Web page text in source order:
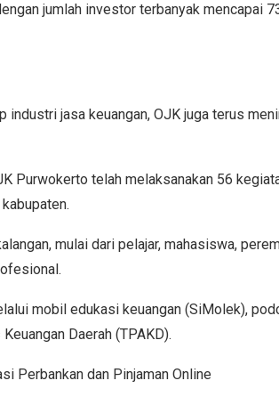
jumlah investor terbanyak mencapai
industri jasa keuangan, OJK juga terus
Purwokerto telah melaksanakan 56
mulai dari pelajar, mahasiswa,
mobil edukasi keuangan (SiMolek),
Daerah (TPAKD).
Perbankan dan Pinjaman Online